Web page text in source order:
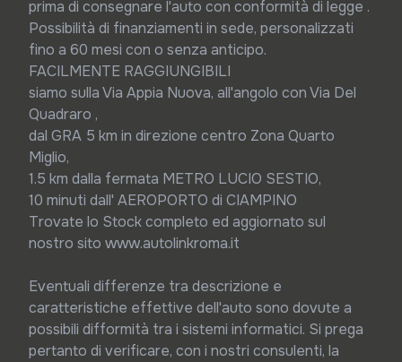
prima di consegnare l'auto con conformità di legge .
Possibilità di finanziamenti in sede, personalizzati
fino a 60 mesi con o senza anticipo.
FACILMENTE RAGGIUNGIBILI
siamo sulla Via Appia Nuova, all'angolo con Via Del
Quadraro ,
dal GRA 5 km in direzione centro Zona Quarto
Miglio,
1.5 km dalla fermata METRO LUCIO SESTIO,
10 minuti dall' AEROPORTO di CIAMPINO
Trovate lo Stock completo ed aggiornato sul
nostro sito www.autolinkroma.it
Eventuali differenze tra descrizione e
caratteristiche effettive dell'auto sono dovute a
possibili difformità tra i sistemi informatici. Si prega
pertanto di verificare, con i nostri consulenti, la